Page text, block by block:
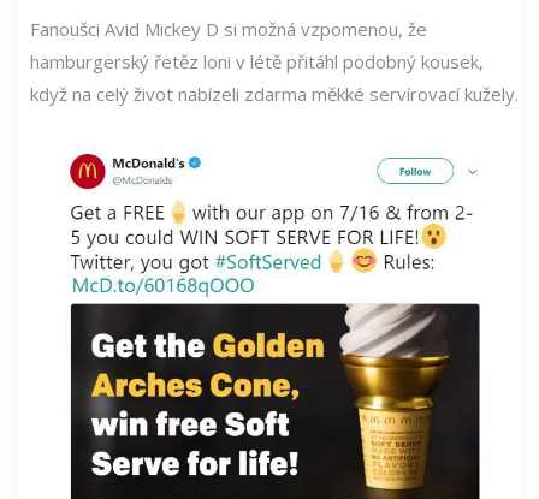
Fanoušci Avid Mickey D si možná vzpomenou, že
hamburgerský řetěz loni v létě přitáhl podobný kousek,
když na celý život nabízeli zdarma měkké servírovací kužely.